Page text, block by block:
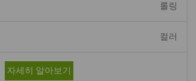
롤링
컬러
자세히 알아보기